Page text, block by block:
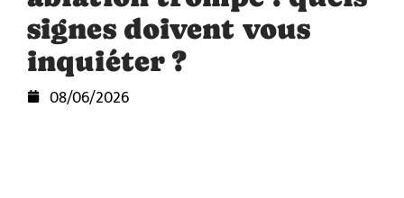
signes doivent vous
inquiéter ?
08/06/2026